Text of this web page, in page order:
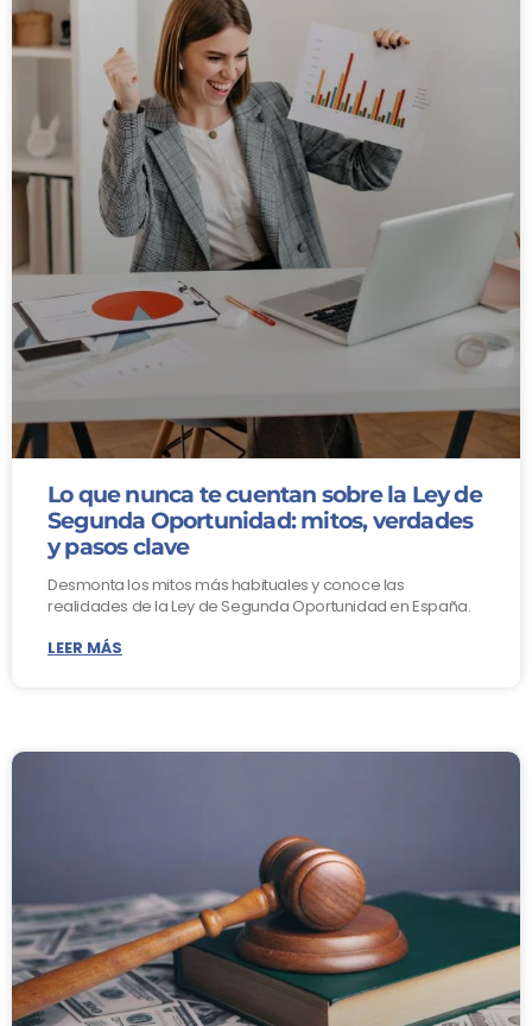
Lo que nunca te cuentan sobre la Ley de
Segunda Oportunidad: mitos, verdades
y pasos clave
Desmonta los mitos más habituales y conoce las
realidades de la Ley de Segunda Oportunidad en España.
LEER MÁS